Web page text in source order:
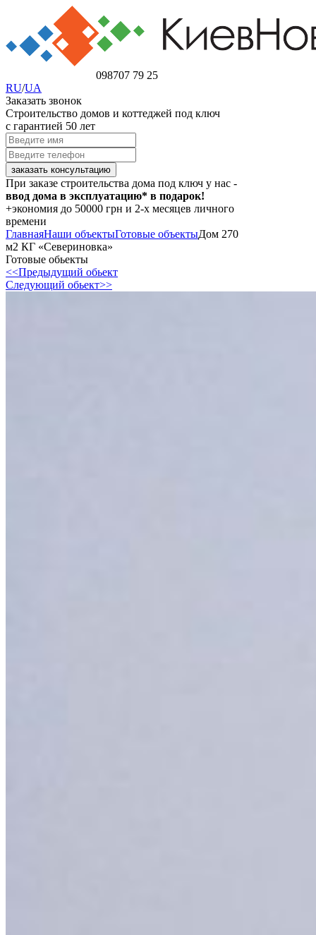
098707 79 25
RU/UA
Заказать звонок
Строительство домов и коттеджей под ключ
с гарантией 50 лет
При заказе строительства дома под ключ у нас -
ввод дома в эксплуатацию* в подарок!
+экономия до 50000 грн и 2-х месяцев личного
времени
ГлавнаяНаши объектыГотовые объектыДом 270
м2 КГ «Севериновка»
Готовые обьекты
<<Предыдущий обьект
Следующий обьект>>